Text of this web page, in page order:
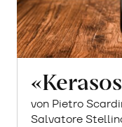
von Pietro
Salvatore